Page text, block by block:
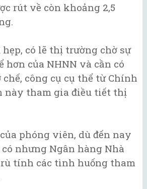
rút về còn khoảng 2,5
có lẽ thị trường chờ sự
hơn của NHNN và cần có
công cụ cụ thể từ Chính
này tham gia điều tiết thị
phóng viên, dù đến nay
nhưng Ngân hàng Nhà
tính các tình huống tham